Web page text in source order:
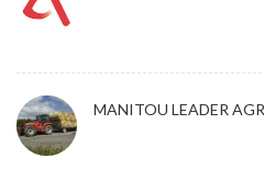
MANITOU LEADER